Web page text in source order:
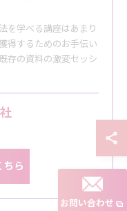
を学べる講座はあまり
得するためのお手伝い
存の資料の激変セッシ
ちら
お問い合わせ